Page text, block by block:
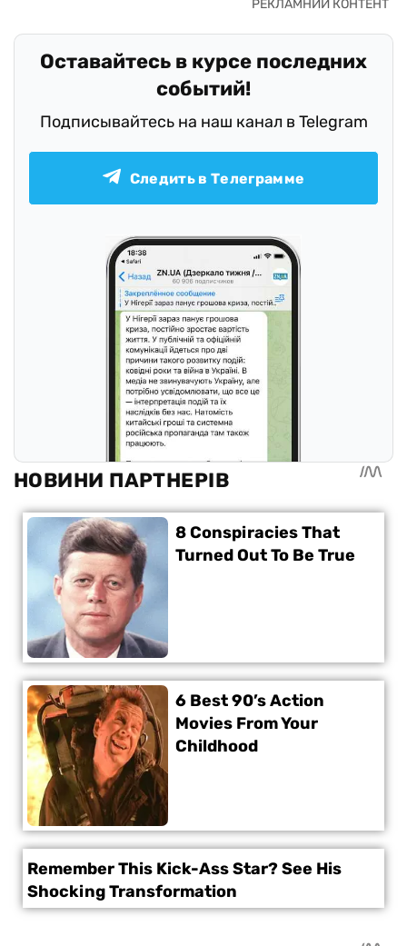
Оставайтесь в курсе последних
событий!
Подписывайтесь на наш канал в Telegram
Следить в Телеграмме